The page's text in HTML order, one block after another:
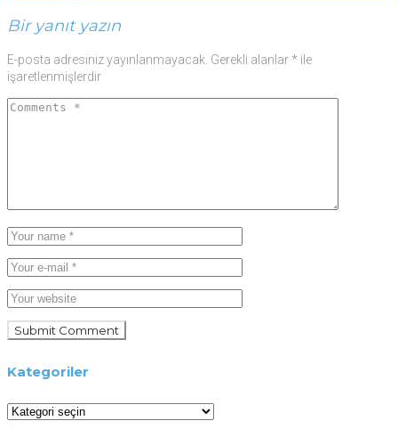
Bir yanıt yazın
E-posta adresiniz yayınlanmayacak. Gerekli alanlar * ile
işaretlenmişlerdir
Kategoriler
Kategoriler